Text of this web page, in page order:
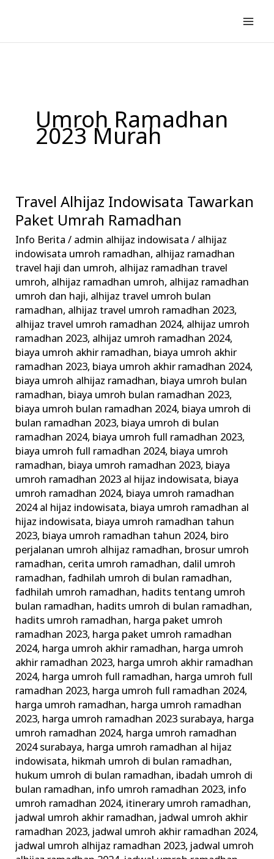
konten
Umroh Ramadhan
2023 Murah
Travel Alhijaz Indowisata Tawarkan
Paket Umrah Ramadhan
Info Berita / admin alhijaz indowisata/ alhijaz
indowisata umroh ramadhan, alhijaz ramadhan
travel haji dan umroh, alhijaz ramadhan travel
umroh, alhijaz ramadhan umroh, alhijaz ramadhan
umroh dan haji, alhijaz travel umroh bulan
ramadhan, alhijaz travel umroh ramadhan 2023,
alhijaz travel umroh ramadhan 2024, alhijaz umroh
ramadhan 2023, alhijaz umroh ramadhan 2024,
biaya umroh akhir ramadhan, biaya umroh akhir
ramadhan 2023, biaya umroh akhir ramadhan 2024,
biaya umroh alhijaz ramadhan, biaya umroh bulan
ramadhan, biaya umroh bulan ramadhan 2023,
biaya umroh bulan ramadhan 2024, biaya umroh di
bulan ramadhan 2023, biaya umroh di bulan
ramadhan 2024, biaya umroh full ramadhan 2023,
biaya umroh full ramadhan 2024, biaya umroh
ramadhan, biaya umroh ramadhan 2023, biaya
umroh ramadhan 2023 al hijaz indowisata, biaya
umroh ramadhan 2024, biaya umroh ramadhan
2024 al hijaz indowisata, biaya umroh ramadhan al
hijaz indowisata, biaya umroh ramadhan tahun
2023, biaya umroh ramadhan tahun 2024, biro
perjalanan umroh alhijaz ramadhan, brosur umroh
ramadhan, cerita umroh ramadhan, dalil umroh
ramadhan,fadhilah umroh di bulan ramadhan,
fadhilah umroh ramadhan, hadits tentang umroh
bulan ramadhan, hadits umroh di bulan ramadhan,
hadits umroh ramadhan, harga paket umroh
ramadhan 2023, harga paket umroh ramadhan
2024, harga umroh akhir ramadhan, harga umroh
akhir ramadhan 2023, harga umroh akhir ramadhan
2024, harga umroh full ramadhan, harga umroh full
ramadhan 2023, harga umroh full ramadhan 2024,
harga umroh ramadhan, harga umroh ramadhan
2023, harga umroh ramadhan 2023 surabaya, harga
umroh ramadhan 2024, harga umroh ramadhan
2024 surabaya, harga umroh ramadhan al hijaz
indowisata, hikmah umroh di bulan ramadhan,
hukum umroh di bulan ramadhan, ibadah umroh di
bulan ramadhan, info umroh ramadhan 2023, info
umroh ramadhan 2024, itinerary umroh ramadhan,
jadwal umroh akhir ramadhan, jadwal umroh akhir
ramadhan 2023, jadwal umroh akhir ramadhan 2024,
jadwal umroh alhijaz ramadhan 2023, jadwal umroh
Travel
Alhijaz
Indowisata
Tawarkan
Paket
Umrah
Ramadhan